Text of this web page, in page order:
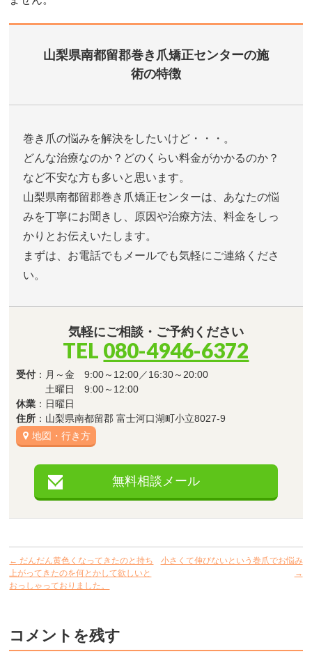
山梨県南都留郡巻き爪矯正センターの施
術の特徴
巻き爪の悩みを解決をしたいけど・・・。
どんな治療なのか？どのくらい料金がかかるのか？
など不安な方も多いと思います。
山梨県南都留郡巻き爪矯正センターは、あなたの悩
みを丁寧にお聞きし、原因や治療方法、料金をしっ
かりとお伝えいたします。
まずは、お電話でもメールでも気軽にご連絡くださ
い。
気軽にご相談・ご予約ください
TEL 080-4946-6372
受付 ：月～金 9:00～12:00／16:30～20:00
土曜日 9:00～12:00
休業 ：日曜日
住所 ：山梨県南都留郡 富士河口湖町小立8027-9
地図・行き方
無料相談メール
← だんだん黄色くなってきたのと持ち
上がってきたのを何とかして欲しいと
おっしゃっておりました。
小さくて伸びないという巻爪でお悩み
→
コメントを残す